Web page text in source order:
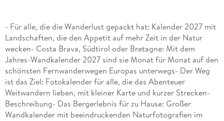
- Für alle, die die Wanderlust gepackt hat: Kalender 2027 mit
Landschaften, die den Appetit auf mehr Zeit in der Natur
wecken- Costa Brava, Südtirol oder Bretagne: Mit dem
Jahres-Wandkalender 2027 sind sie Monat für Monat auf den
schönsten Fernwanderwegen Europas unterwegs- Der Weg
ist das Ziel: Fotokalender für alle, die das Abenteuer
Weitwandern lieben, mit kleiner Karte und kurzer Strecken-
Beschreibung- Das Bergerlebnis für zu Hause: Großer
Wandkalender mit beeindruckenden Naturfotografien im